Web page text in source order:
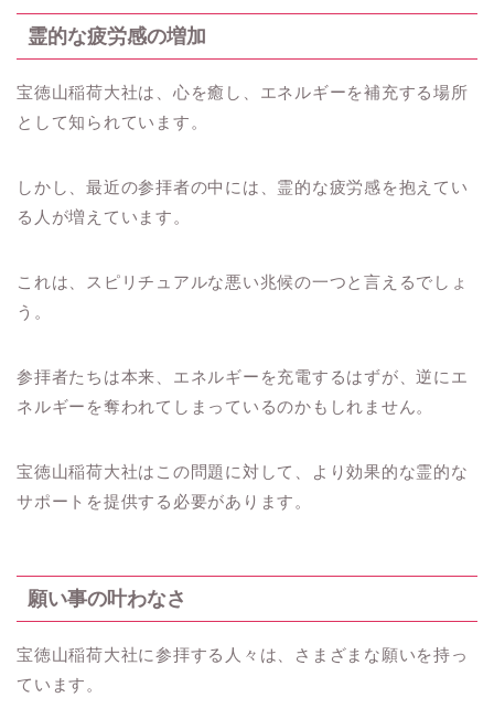
霊的な疲労感の増加
宝徳山稲荷大社は、心を癒し、エネルギーを補充する場所
として知られています。
しかし、最近の参拝者の中には、霊的な疲労感を抱えてい
る人が増えています。
これは、スピリチュアルな悪い兆候の一つと言えるでしょ
う。
参拝者たちは本来、エネルギーを充電するはずが、逆にエ
ネルギーを奪われてしまっているのかもしれません。
宝徳山稲荷大社はこの問題に対して、より効果的な霊的な
サポートを提供する必要があります。
願い事の叶わなさ
宝徳山稲荷大社に参拝する人々は、さまざまな願いを持っ
ています。